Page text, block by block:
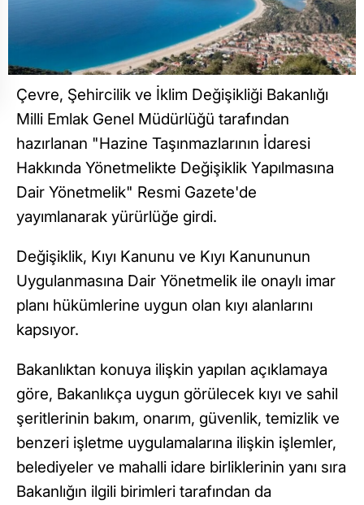
Çevre, Şehircilik ve İklim Değişikliği Bakanlığı
Milli Emlak Genel Müdürlüğü tarafından
hazırlanan "Hazine Taşınmazlarının İdaresi
Hakkında Yönetmelikte Değişiklik Yapılmasına
Dair Yönetmelik" Resmi Gazete'de
yayımlanarak yürürlüğe girdi.
Değişiklik, Kıyı Kanunu ve Kıyı Kanununun
Uygulanmasına Dair Yönetmelik ile onaylı imar
planı hükümlerine uygun olan kıyı alanlarını
kapsıyor.
Bakanlıktan konuya ilişkin yapılan açıklamaya
göre, Bakanlıkça uygun görülecek kıyı ve sahil
şeritlerinin bakım, onarım, güvenlik, temizlik ve
benzeri işletme uygulamalarına ilişkin işlemler,
belediyeler ve mahalli idare birliklerinin yanı sıra
Bakanlığın ilgili birimleri tarafından da